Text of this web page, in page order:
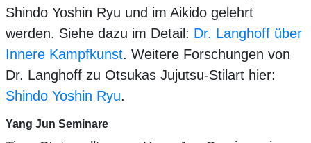
Shindo Yoshin Ryu und im Aikido gelehrt
werden. Siehe dazu im Detail: Dr. Langhoff über
Innere Kampfkunst. Weitere Forschungen von
Dr. Langhoff zu Otsukas Jujutsu-Stilart hier:
Shindo Yoshin Ryu.
Yang Jun Seminare